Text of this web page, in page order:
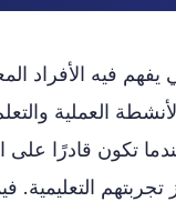
يفهم فيه الأفراد
العملية
تكون قادرًا
تجربتهم